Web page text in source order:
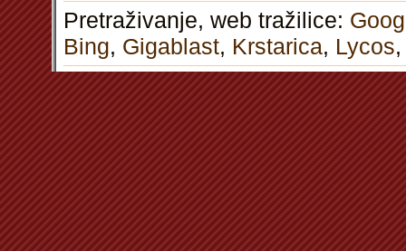
Pretraživanje, web tražilice:
Bing, Gigablast, Krstarica, Lycos